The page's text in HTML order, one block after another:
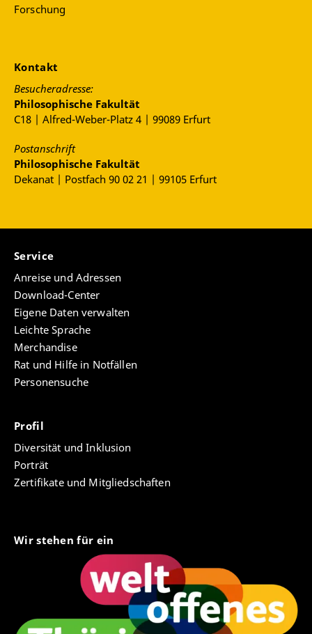
Forschung
Kontakt
Besucheradresse:
Philosophische Fakultät
C18 | Alfred-Weber-Platz 4 | 99089 Erfurt
Postanschrift
Philosophische Fakultät
Dekanat | Postfach 90 02 21 | 99105 Erfurt
Service
Anreise und Adressen
Download-Center
Eigene Daten verwalten
Leichte Sprache
Merchandise
Rat und Hilfe in Notfällen
Personensuche
Profil
Diversität und Inklusion
Porträt
Zertifikate und Mitgliedschaften
Wir stehen für ein